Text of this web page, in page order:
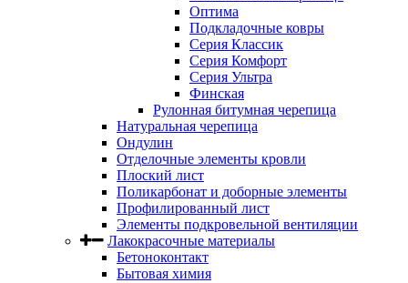
Оптима
Подкладочные ковры
Серия Классик
Серия Комфорт
Серия Ультра
Финская
Рулонная битумная черепица
Натуральная черепица
Ондулин
Отделочные элементы кровли
Плоский лист
Поликарбонат и доборные элементы
Профилированный лист
Элементы подкровельной вентиляции
Лакокрасочные материалы
Бетоноконтакт
Бытовая химия